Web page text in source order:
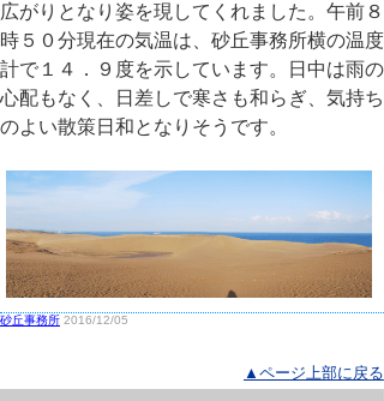
広がりとなり姿を現してくれました。午前８
時５０分現在の気温は、砂丘事務所横の温度
計で１４．９度を示しています。日中は雨の
心配もなく、日差しで寒さも和らぎ、気持ち
のよい散策日和となりそうです。
砂丘事務所 2016/12/05
▲ページ上部に戻る